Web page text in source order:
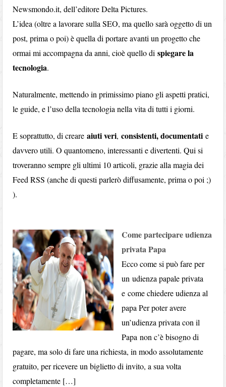
Newsmondo.it, dell’editore Delta Pictures.
L’idea (oltre a lavorare sulla SEO, ma quello sarà oggetto di un
post, prima o poi) è quella di portare avanti un progetto che
ormai mi accompagna da anni, cioè quello dispiegare la
tecnologia.
Naturalmente, mettendo in primissimo piano gli aspetti pratici,
le guide, e l’uso della tecnologia nella vita di tutti i giorni.
E soprattutto, di creareaiuti veri,consistenti, documentati e
davvero utili. O quantomeno, interessanti e divertenti. Qui si
troveranno sempre gli ultimi 10 articoli, grazie alla magia dei
Feed RSS (anche di questi parlerò diffusamente, prima o poi ;)
).
Come partecipare udienza
privata Papa
Ecco come si può fare per
un udienza papale privata
e come chiedere udienza al
papa Per poter avere
un’udienza privata con il
Papa non c’è bisogno di
pagare, ma solo di fare una richiesta, in modo assolutamente
gratuito, per ricevere un biglietto di invito, a sua volta
completamente […]